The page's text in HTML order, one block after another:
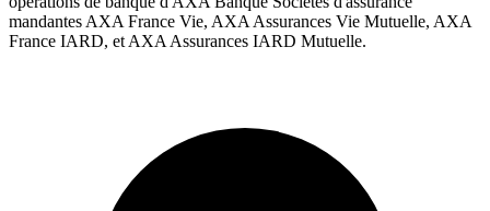
mandantes AXA France Vie, AXA Assurances Vie Mutuelle, AXA
France IARD, et AXA Assurances IARD Mutuelle.